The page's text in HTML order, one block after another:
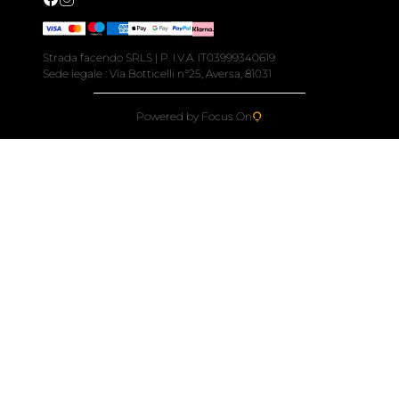
Strada facendo SRLS | P. I.V.A. IT03999340619
Sede legale : Via Botticelli n°25, Aversa, 81031
Powered by Focus On